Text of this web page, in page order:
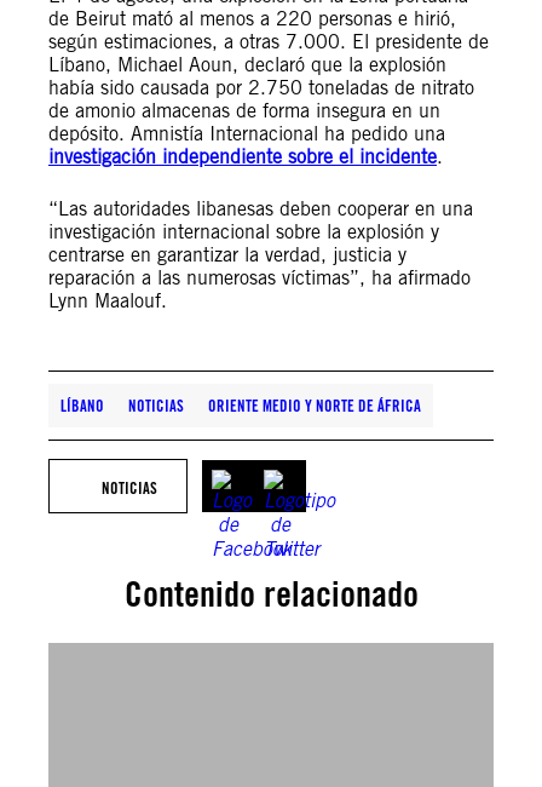
de Beirut mató al menos a 220 personas e hirió,
según estimaciones, a otras 7.000. El presidente de
Líbano, Michael Aoun, declaró que la explosión
había sido causada por 2.750 toneladas de nitrato
de amonio almacenas de forma insegura en un
depósito. Amnistía Internacional ha pedido una
investigación independiente sobre el incidente.
“Las autoridades libanesas deben cooperar en una
investigación internacional sobre la explosión y
centrarse en garantizar la verdad, justicia y
reparación a las numerosas víctimas”, ha afirmado
Lynn Maalouf.
LÍBANO NOTICIAS ORIENTE MEDIO Y NORTE DE ÁFRICA
NOTICIAS
Contenido relacionado